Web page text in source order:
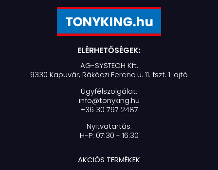
ELÉRHETŐSÉGEK:
AG-SYSTECH Kft.
9330 Kapuvár, Rákóczi Ferenc u. 11. fszt. 1. ajtó
Ügyfélszolgálat:
info@tonyking.hu
+36 30 797 2487
Nyitvatartás:
H-P: 07:30 - 16:30
AKCIÓS TERMÉKEK